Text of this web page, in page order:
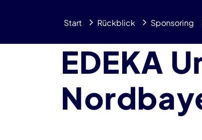
Start Rückblick Sponsoring
EDEKA